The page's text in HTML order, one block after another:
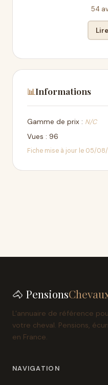
54
📊Informations
Gamme de prix : N/C
Vues : 96
Fiche mise à jour le 05/
🐴 Pensions
L'annuaire de référence
votre cheval. Pensions,
en France.
NAVIGATION